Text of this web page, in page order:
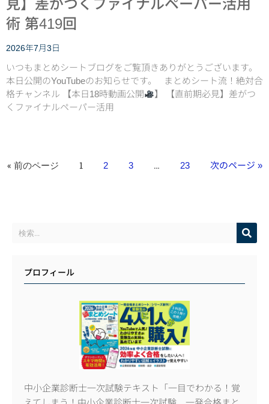
見】差がつくファイナルペーパー活用
術 第419回
2026年7月3日
いつもまとめシートブログをご覧頂きありがとうございます。
本日公開のYouTubeのお知らせです。 まとめシート流！絶対合
格チャンネル 【本日18時動画公開
】 【直前期必見】差がつ
くファイナルペーパー活用
« 前のページ 1 2 3 … 23 次のページ »
プロフィール
中小企業診断士一次試験テキスト「一目でわかる！覚